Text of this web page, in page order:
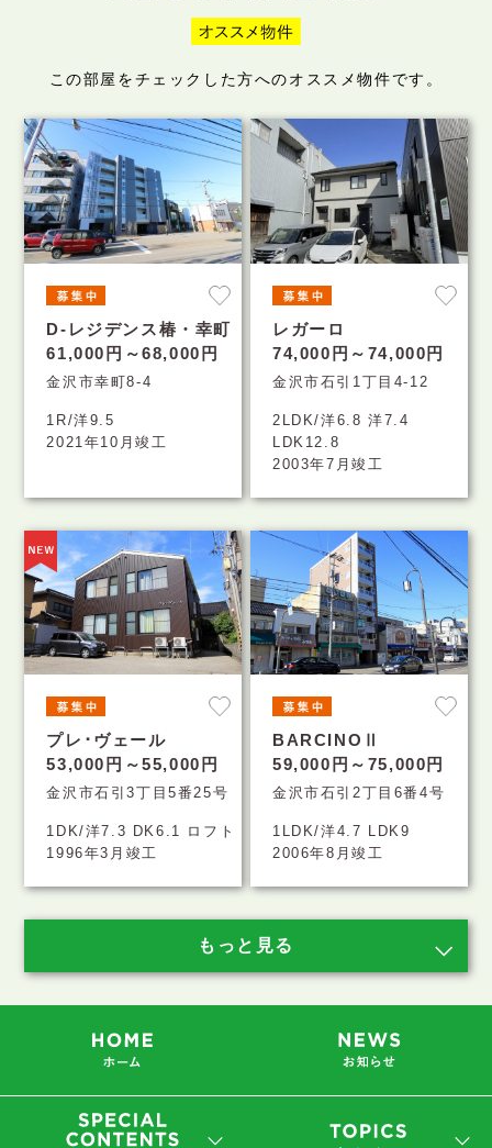
この部屋をチェックした方へのオススメ物件です。
D-レジデンス椿・幸町
61,000円～68,000円
金沢市幸町8-4
1R/洋9.5
2021年10月竣工
レガーロ
74,000円～74,000円
金沢市石引1丁目4-12
2LDK/洋6.8 洋7.4
LDK12.8
2003年7月竣工
プレ･ヴェール
53,000円～55,000円
金沢市石引3丁目5番25号
1DK/洋7.3 DK6.1 ロフト
1996年3月竣工
BARCINOⅡ
59,000円～75,000円
金沢市石引2丁目6番4号
1LDK/洋4.7 LDK9
2006年8月竣工